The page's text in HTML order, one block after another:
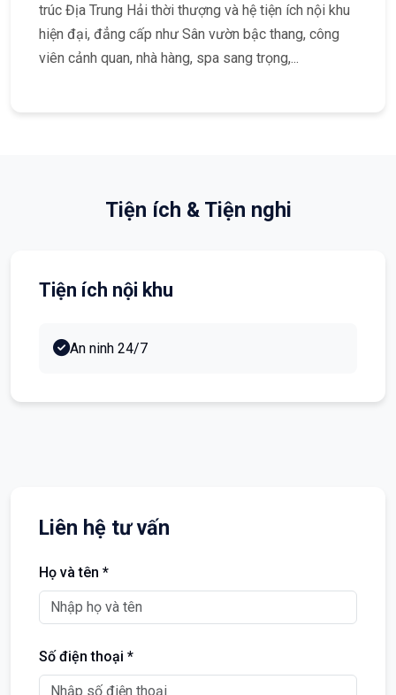
trúc Địa Trung Hải thời thượng và hệ tiện ích nội khu
hiện đại, đẳng cấp như Sân vườn bậc thang, công
viên cảnh quan, nhà hàng, spa sang trọng,...
Tiện ích & Tiện nghi
Tiện ích nội khu
An ninh 24/7
Liên hệ tư vấn
Họ và tên *
Số điện thoại *